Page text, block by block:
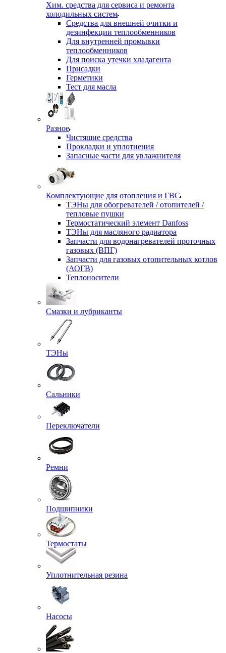
Хим. средства для сервиса и ремонта
холодильных систем
Средства для внешней очитки и
дезинфекции теплообменников
Для внутренней промывки
теплообменников
Для поиска утечки хладагента
Присадки
Герметики
Тест для масла
Разное
Чистящие средства
Прокладки и уплотнения
Запасные части для увлажнителя
Комплектующие для отопления и ГВС
ТЭНы для обогревателей / отопителей /
тепловые пушки
Термостатический элемент Danfoss
ТЭНы для масляного радиатора
Запчасти для водонагревателей проточных
газовых (ВПГ)
Запчасти для газовых отопительных котлов
(АОГВ)
Теплоносители
Смазки и лубриканты
ТЭНы
Сальники
Переключатели
Ремни
Подшипники
Термостаты
Уплотнительная резина
Насосы